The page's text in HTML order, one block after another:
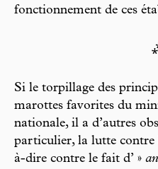
fonctionnement de ces
Si le torpillage des
marottes favorites du
nationale, il a d’autres
particulier, la lutte contre
à-dire contre le fait d’ »